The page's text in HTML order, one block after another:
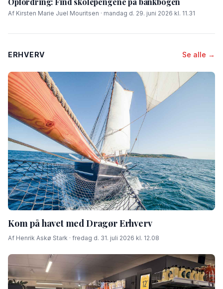
Af Kirsten Marie Juel Mouritsen · mandag d. 29. juni 2026 kl. 11.31
ERHVERV Se alle →
Kom på havet med Dragør Erhverv
Af Henrik Askø Stark · fredag d. 31. juli 2026 kl. 12.08